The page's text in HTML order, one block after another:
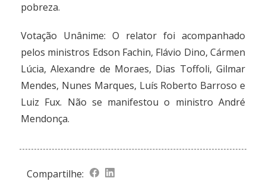
pobreza.
Votação Unânime: O relator foi acompanhado
pelos ministros Edson Fachin, Flávio Dino, Cármen
Lúcia, Alexandre de Moraes, Dias Toffoli, Gilmar
Mendes, Nunes Marques, Luís Roberto Barroso e
Luiz Fux. Não se manifestou o ministro André
Mendonça.
Compartilhe: